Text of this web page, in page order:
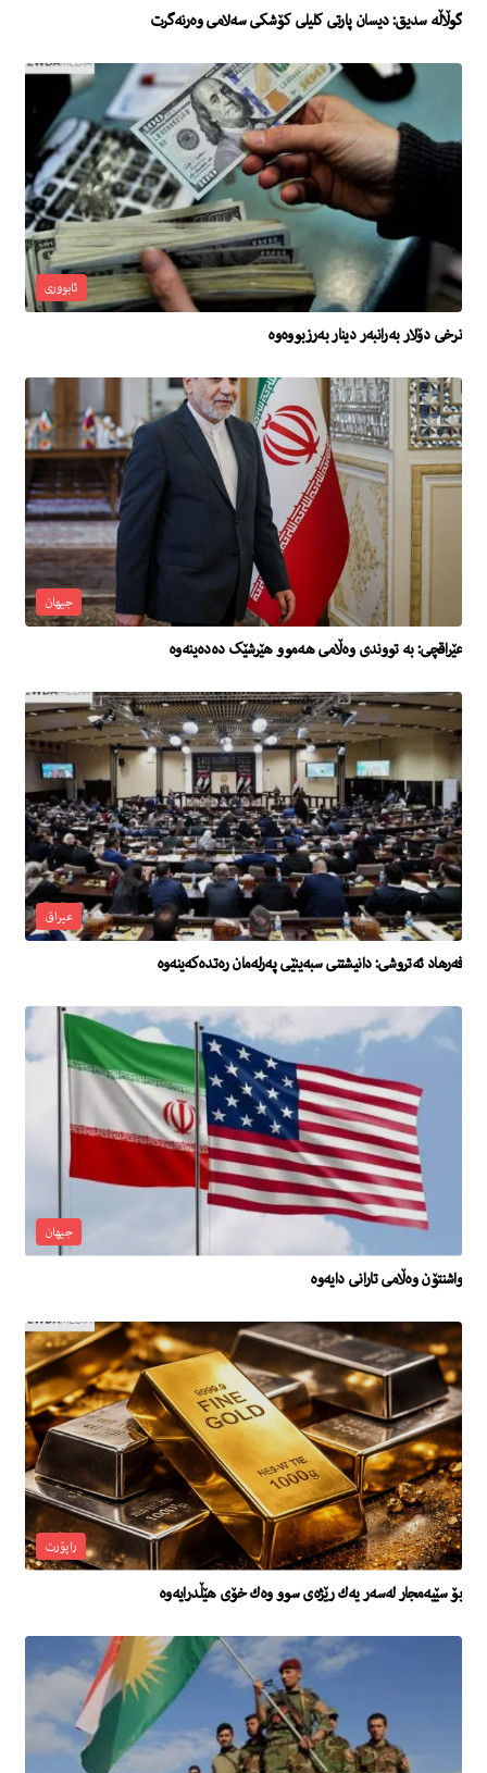
گوڵاڵە سدیق: دیسان پارتی کلیلی کۆشکی سەلامی وەرنەگرت
ئابووری
نرخى دۆلار به‌رانبه‌ر دینار به‌رزبووه‌وه‌
جیهان
عێراقچی: بە تووندی وەڵامی هەموو هێرشێک دەدەینەوە
عیراق
فەرهاد ئەتروشی: دانیشتنی سبەینێی پەرلەمان رەتدەکەینەوە
جیهان
واشنتۆن وه‌ڵامى تارانى دایه‌وه‌
راپۆرت
بۆ سێیه‌مجار له‌سه‌ر یه‌ك رێژه‌ى سوو وه‌ك خۆى هێڵدرایه‌وه‌